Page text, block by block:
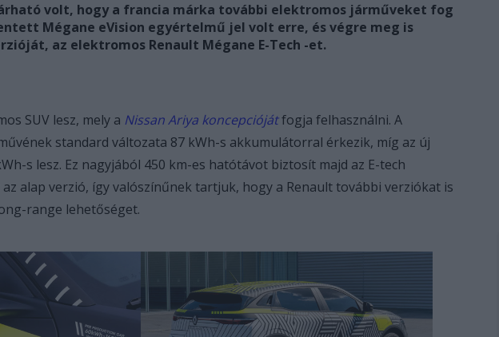
volt, hogy a francia márka további elektromos járműveket fog
Mégane eVision egyértelmű jel volt erre, és végre meg is
az elektromos Renault Mégane E-Tech -et.
SUV lesz, mely a Nissan Ariya koncepciójátfogja felhasználni. A
standard változata 87 kWh-s akkumulátorral érkezik, míg az új
s lesz. Ez nagyjából 450 km-es hatótávot biztosít majd az E-tech
az alap verzió, így valószínűnek tartjuk, hogy a Renault további verziókat is
range lehetőséget.